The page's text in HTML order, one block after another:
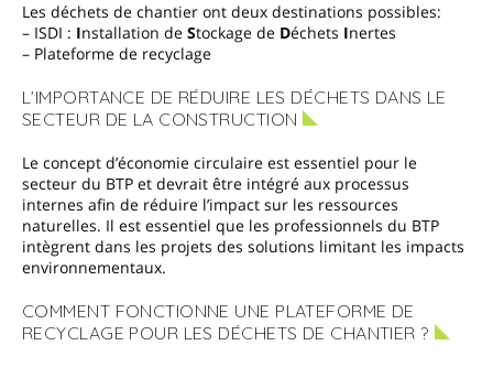
Les déchets de chantier ont deux destinations possibles:
– ISDI : Installation de Stockage de Déchets Inertes
– Plateforme de recyclage
L’IMPORTANCE DE RÉDUIRE LES DÉCHETS DANS LE
SECTEUR DE LA CONSTRUCTION
Le concept d’économie circulaire est essentiel pour le
secteur du BTP et devrait être intégré aux processus
internes afin de réduire l’impact sur les ressources
naturelles. Il est essentiel que les professionnels du BTP
intègrent dans les projets des solutions limitant les impacts
environnementaux.
COMMENT FONCTIONNE UNE PLATEFORME DE
RECYCLAGE POUR LES DÉCHETS DE CHANTIER ?